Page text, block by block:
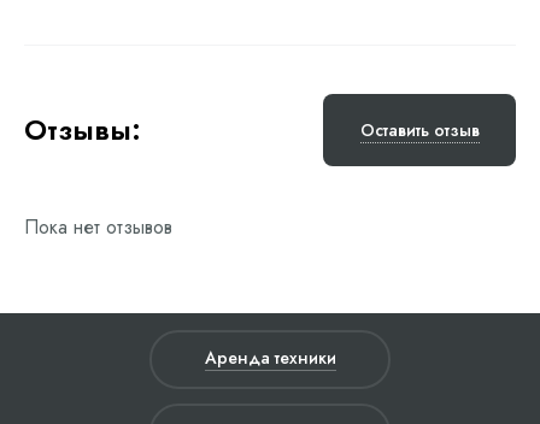
Отзывы: Оставить отзыв
Пока нет отзывов
Аренда техники